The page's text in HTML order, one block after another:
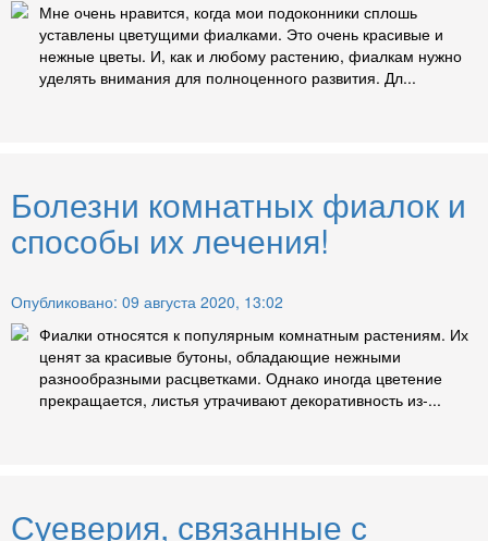
Мне очень нравится, когда мои подоконники сплошь
уставлены цветущими фиалками. Это очень красивые и
нежные цветы. И, как и любому растению, фиалкам нужно
уделять внимания для полноценного развития. Дл...
Болезни комнатных фиалок и
способы их лечения!
Опубликовано: 09 августа 2020, 13:02
Фиалки относятся к популярным комнатным растениям. Их
ценят за красивые бутоны, обладающие нежными
разнообразными расцветками. Однако иногда цветение
прекращается, листья утрачивают декоративность из-...
Суеверия, связанные с